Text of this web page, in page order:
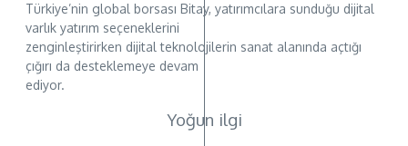
Türkiye’nin global borsası Bitay, yatırımcılara sunduğu dijital
varlık yatırım seçeneklerini
zenginleştirirken dijital teknolojilerin sanat alanında açtığı
çığırı da desteklemeye devam
ediyor.
Yoğun ilgi